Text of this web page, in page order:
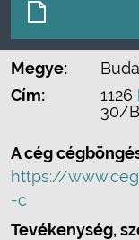
Megye:
Cím:
1126
30/B
A cég
https://
-c
Tevékenység,